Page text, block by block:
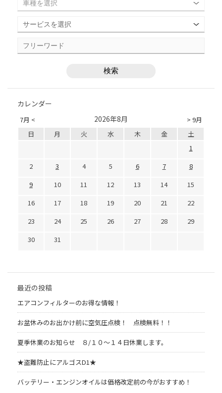
カレンダー
7月 < > 9月
2026年8月
日 月 火 水 木 金
土
1
2
3 4 5 6 7
8
9
10 11 12 13 14
15
16
17 18 19 20 21
22
23
24 25 26 27 28
29
30
31
最近の投稿
エアコンフィルターのお得な情報！
お盆休みのお出かけ前に空気圧点検！ 点検無料！！
夏季休業のお知らせ ８/１０～１４日休業します。
★盗難防止にアルゴスD1★
バッテリー・エンジンオイルは価格改定前の今がおすすめ！